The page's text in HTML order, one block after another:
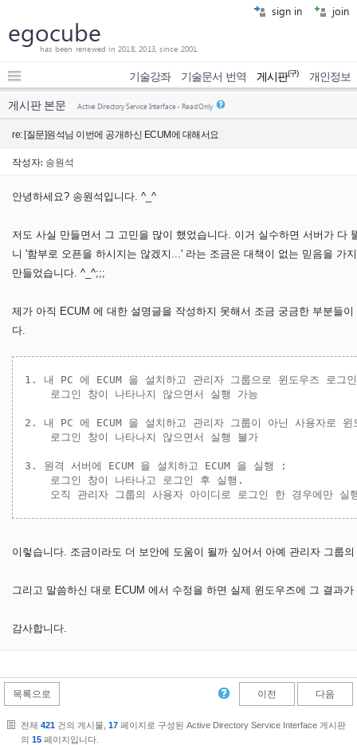
sign in join
egocube
has been renewed in 2018, 2013, since 2001.
기술강좌 기술문서 번역 게시판(구) 개인정보
게시판 본문 Active Directory Service Interface - Read Only
re: [질문]원석님 이번에 공개하신 ECUM에 대해서요
작성자: 송원석
안녕하세요? 송원석입니다. ^_^
저도 사실 만들면서 그 고민을 많이 했었습니다. 이거 실수하면 서버가
니 '함부로 오픈을 하시지는 않겠지...' 라는 조금은 대책이 없는 믿음을 가
만들었습니다. ^_^;;;
제가 아직 ECUM 에 대한 설명글을 작성하지 못해서 조금 궁금한 부분들
다.
1. 내 PC 에 ECUM 을 설치하고 관리자 그룹으로 윈도우즈 로
    로그인 창이 나타나지 않으면서 실행 가능
2. 내 PC 에 ECUM 을 설치하고 관리자 그룹이 아닌 사용자로
    로그인 창이 나타나지 않으면서 실행 불가
3. 원격 서버에 ECUM 을 설치하고 ECUM 을 실행 :
    로그인 창이 나타나고 로그인 후 실행.
이렇습니다. 조금이라도 더 보안에 도움이 될까 싶어서 아예 관리자 그룹
그리고 말씀하신 대로 ECUM 에서 수정을 하면 실제 윈도우즈에 그 결과
감사합니다.
목록으로 이전 다음
전체 421 건의 게시물, 17 페이지로 구성된 Active Directory Service Interface 게시판
의 15 페이지입니다.